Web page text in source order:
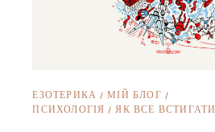
ЕЗОТЕРИКА /МІЙ БЛОГ /
ПСИХОЛОГІЯ /ЯК ВСЕ ВСТИГАТИ